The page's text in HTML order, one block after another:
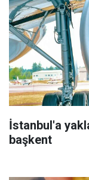
İstanbul'a
başkent